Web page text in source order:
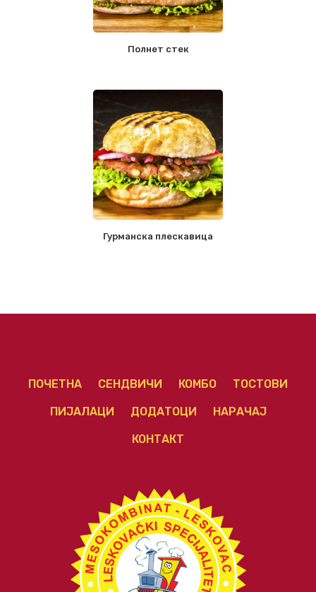
Полнет стек
Гурманска плескавица
ПОЧЕТНА СЕНДВИЧИ КОМБО ТОСТОВИ
ПИЈАЛАЦИ ДОДАТОЦИ НАРАЧАЈ
КОНТАКТ